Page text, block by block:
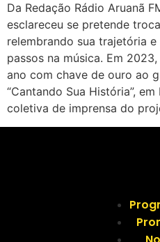
Da Redação Rádio Aruanã
esclareceu se pretende
relembrando sua trajetória
passos na música. Em
ano com chave de ouro ao
“Cantando Sua História”,
coletiva de imprensa do